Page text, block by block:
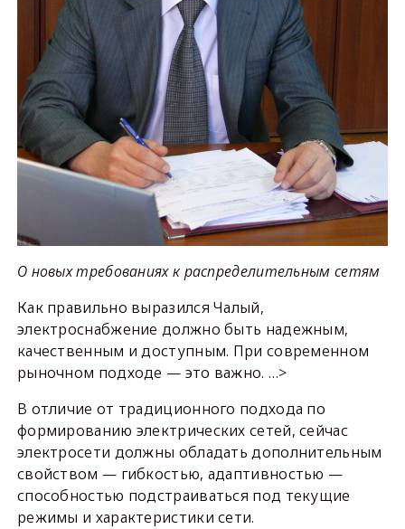
О новых требованиях к распределительным сетям
Как правильно выразился Чалый,
электроснабжение должно быть надежным,
качественным и доступным. При современном
рыночном подходе — это важно. …>
В отличие от традиционного подхода по
формированию электрических сетей, сейчас
электросети должны обладать дополнительным
свойством — гибкостью, адаптивностью —
способностью подстраиваться под текущие
режимы и характеристики сети.